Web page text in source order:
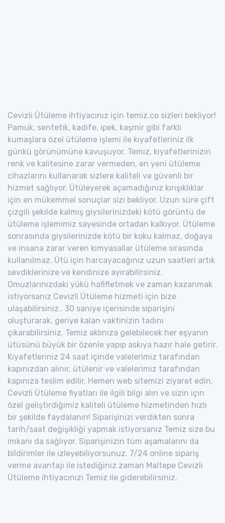
Cevizli Ütüleme ihtiyacınız için temiz.co sizleri bekliyor!
Pamuk, sentetik, kadife, ipek, kaşmir gibi farklı
kumaşlara özel ütüleme işlemi ile kıyafetleriniz ilk
günkü görünümüne kavuşuyor. Temiz, kıyafetlerinizin
renk ve kalitesine zarar vermeden, en yeni ütüleme
cihazlarını kullanarak sizlere kaliteli ve güvenli bir
hizmet sağlıyor. Ütüleyerek açamadığınız kırışıklıklar
için en mükemmel sonuçlar sizi bekliyor. Uzun süre çift
çizgili şekilde kalmış giysilerinizdeki kötü görüntü de
ütüleme işlemimiz sayesinde ortadan kalkıyor. Ütüleme
sonrasında giysilerinizde kötü bir koku kalmaz, doğaya
ve insana zarar veren kimyasallar ütüleme sırasında
kullanılmaz. Ütü için harcayacağınız uzun saatleri artık
sevdiklerinize ve kendinize ayırabilirsiniz.
Omuzlarınızdaki yükü hafifletmek ve zaman kazanmak
istiyorsanız Cevizli Ütüleme hizmeti için bize
ulaşabilirsiniz.. 30 saniye içerisinde siparişini
oluşturarak, geriye kalan vaktinizin tadını
çıkarabilirsiniz. Temiz aklınıza gelebilecek her eşyanın
ütüsünü büyük bir özenle yapıp askıya hazır hale getirir.
Kıyafetleriniz 24 saat içinde valelerimiz tarafından
kapınızdan alınır, ütülenir ve valelerimiz tarafından
kapınıza teslim edilir. Hemen web sitemizi ziyaret edin,
Cevizli Ütüleme fiyatları ile ilgili bilgi alın ve sizin için
özel geliştirdiğimiz kaliteli ütüleme hizmetinden hızlı
bir şekilde faydalanın! Siparişinizi verdikten sonra
tarih/saat değişikliği yapmak istiyorsanız Temiz size bu
imkanı da sağlıyor. Siparişinizin tüm aşamalarını da
bildirimler ile izleyebiliyorsunuz. 7/24 online sipariş
verme avantajı ile istediğiniz zaman Maltepe Cevizli
Ütüleme ihtiyacınızı Temiz ile giderebilirsiniz.